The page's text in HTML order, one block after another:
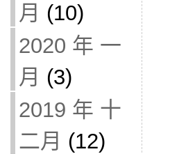
月 (10)
2020 年 一
月 (3)
2019 年 十
二月 (12)